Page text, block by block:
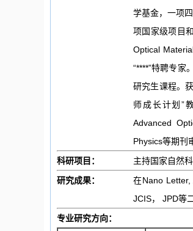
学基金，一项
项国家级项目
Optical
“****”特聘专家
研究生课程。
师成长计划”
Advanced
Physics等期刊
科研项目：
主持国家自然
研究成果：
在Nano Letter,
JCIS， JPD等
专业研究方向：